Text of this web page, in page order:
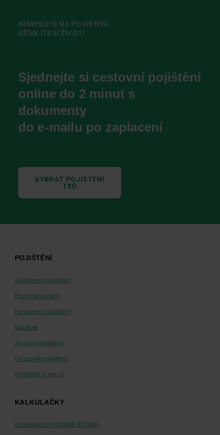
NEMYSLETE NA POJIŠTĚNÍ,
UŽÍVEJTE SI ŽIVOT!
Sjednejte si cestovní pojištění
online do 2 minut s
dokumenty
do e-mailu po zaplacení
VYBRAT POJIŠTĚNÍ
TEĎ
FooterPOJIŠTĚNÍ
Cestovní pojištění
Povinné ručení
Havarijní pojištění
Majetek
Životní pojištění
Úrazové pojištění
Pojištění cizinců
KALKULAČKY
Kalkulačka POVINNÉ RUČENÍ